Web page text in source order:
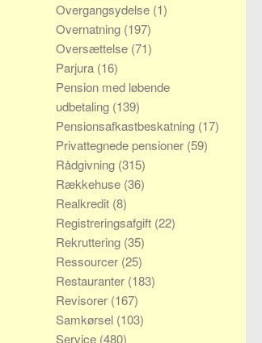
Overgangsydelse (1)
Overnatning (197)
Oversættelse (71)
Parjura (16)
Pension med løbende
udbetaling (139)
Pensionsafkastbeskatning (17)
Privattegnede pensioner (59)
Rådgivning (315)
Rækkehuse (36)
Realkredit (8)
Registreringsafgift (22)
Rekruttering (35)
Ressourcer (25)
Restauranter (183)
Revisorer (167)
Samkørsel (103)
Service (480)